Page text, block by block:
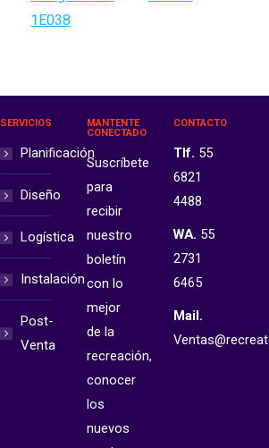
SERVICIOS
Planificación
Diseño
Logística
Instalación
Post-
Venta
MANTENTE
CONECTADO
Suscríbete
para
recibir
nuestro
boletín
con lo
mejor
de la
recreación,
conocer
los
nuevos
CONTACTO
Tlf. 55
6821
4488
WA. 55
2731
6465
Mail.